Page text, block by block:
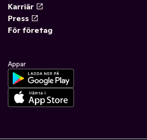
Karriär
Press
För företag
Appar